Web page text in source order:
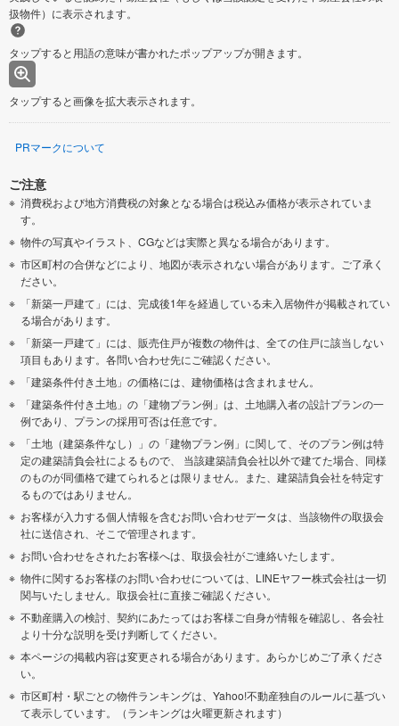
扱物件）に表示されます。
タップすると用語の意味が書かれたポップアップが開きます。
タップすると画像を拡大表示されます。
PRマークについて
ご注意
消費税および地方消費税の対象となる場合は税込み価格が表示されていま
す。
物件の写真やイラスト、CGなどは実際と異なる場合があります。
市区町村の合併などにより、地図が表示されない場合があります。ご了承く
ださい。
「新築一戸建て」には、完成後1年を経過している未入居物件が掲載されてい
る場合があります。
「新築一戸建て」には、販売住戸が複数の物件は、全ての住戸に該当しない
項目もあります。各問い合わせ先にご確認ください。
「建築条件付き土地」の価格には、建物価格は含まれません。
「建築条件付き土地」の「建物プラン例」は、土地購入者の設計プランの一
例であり、プランの採用可否は任意です。
「土地（建築条件なし）」の「建物プラン例」に関して、そのプラン例は特
定の建築請負会社によるもので、 当該建築請負会社以外で建てた場合、同様
のものが同価格で建てられるとは限りません。また、建築請負会社を特定す
るものではありません。
お客様が入力する個人情報を含むお問い合わせデータは、当該物件の取扱会
社に送信され、そこで管理されます。
お問い合わせをされたお客様へは、取扱会社がご連絡いたします。
物件に関するお客様のお問い合わせについては、LINEヤフー株式会社は一切
関与いたしません。取扱会社に直接ご確認ください。
不動産購入の検討、契約にあたってはお客様ご自身が情報を確認し、各会社
より十分な説明を受け判断してください。
本ページの掲載内容は変更される場合があります。あらかじめご了承くださ
い。
市区町村・駅ごとの物件ランキングは、Yahoo!不動産独自のルールに基づい
て表示しています。（ランキングは火曜更新されます）